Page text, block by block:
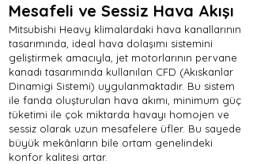
Mesafeli ve Sessiz Hava Akışı
Mitsubishi Heavy klimalardaki hava kanallarının
tasarımında, ideal hava dolaşımı sistemini
geliştirmek amacıyla, jet motorlarının pervane
kanadı tasarımında kullanılan CFD (Akıskanlar
Dinamigi Sistemi) uygulanmaktadır. Bu sistem
ile fanda oluşturulan hava akımı, minimum güç
tüketimi ile çok miktarda havayı homojen ve
sessiz olarak uzun mesafelere üfler. Bu sayede
büyük mekânların bile ortam genelindeki
konfor kalitesi artar.